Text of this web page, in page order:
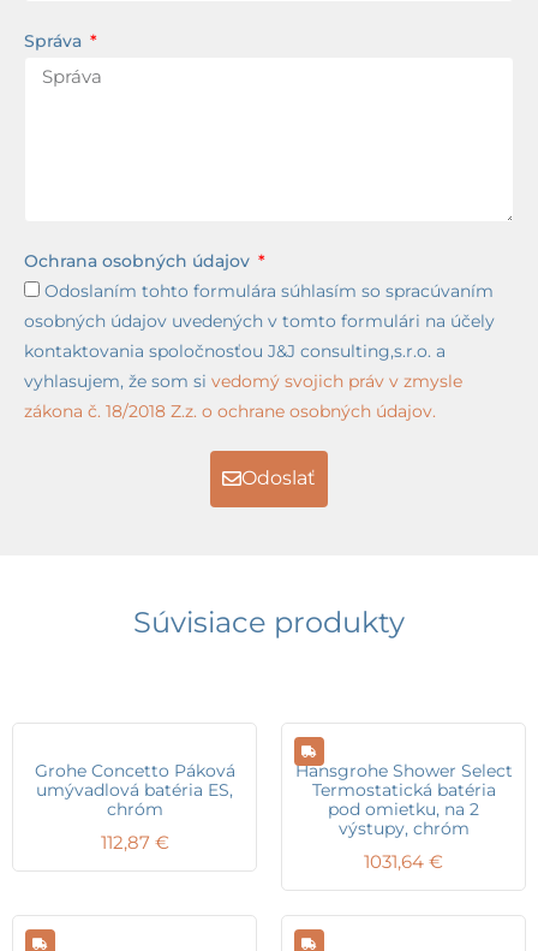
Správa
Ochrana osobných údajov
Odoslaním tohto formulára súhlasím so spracúvaním
osobných údajov uvedených v tomto formulári na účely
kontaktovania spoločnosťou J&J consulting,s.r.o. a
vyhlasujem, že som si vedomý svojich práv v zmysle
zákona č. 18/2018 Z.z. o ochrane osobných údajov.
Odoslať
Súvisiace produkty
Grohe Concetto Páková
umývadlová batéria ES,
chróm
112,87 €
Hansgrohe Shower Select
Termostatická batéria
pod omietku, na 2
výstupy, chróm
1031,64 €